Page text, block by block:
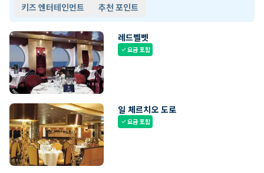
키즈 엔터테인먼트
추천 포인트
레드벨벳
check요금 포함
일 체르치오 도로
check요금 포함